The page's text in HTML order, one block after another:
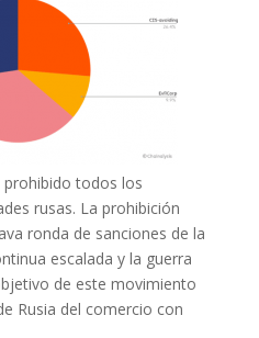
prohibido todos los
rusas. La prohibición
ronda de sanciones de la
escalada y la guerra
de este movimiento
Rusia del comercio con